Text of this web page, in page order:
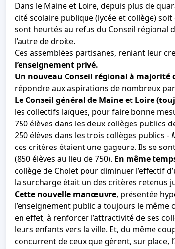
Dans le Maine et Loire, depuis plus de
cité scolaire publique (lycée et collège)
sont heurtés au refus du Conseil régional
l’autre de droite.
Ces assemblées partisanes, reniant leur
l’enseignement privé.
Un nouveau Conseil régional à majorité
répondre aux aspirations de nombreux
Le Conseil général de Maine et Loire
les collectifs laïques, pour faire bonne
750 élèves dans les deux collèges publics
250 élèves dans les trois collèges publics -
ces critères étaient une gageure. Ils se
(850 élèves au lieu de 750). En même
collège de Cholet pour diminuer l’effectif
la surcharge était un des critères retenus
Cette nouvelle manœuvre, présentée
l’enseignement public a toujours le même
en effet, à renforcer l’attractivité de ses
leurs enfants vers la ville. Et, du même
concurrent de ceux que gèrent, sur place,